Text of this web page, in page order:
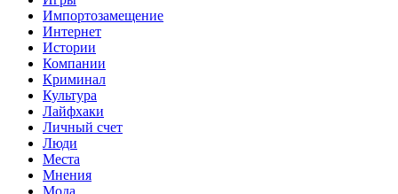
Импортозамещение
Интернет
Истории
Компании
Криминал
Культура
Лайфхаки
Личный счет
Люди
Места
Мнения